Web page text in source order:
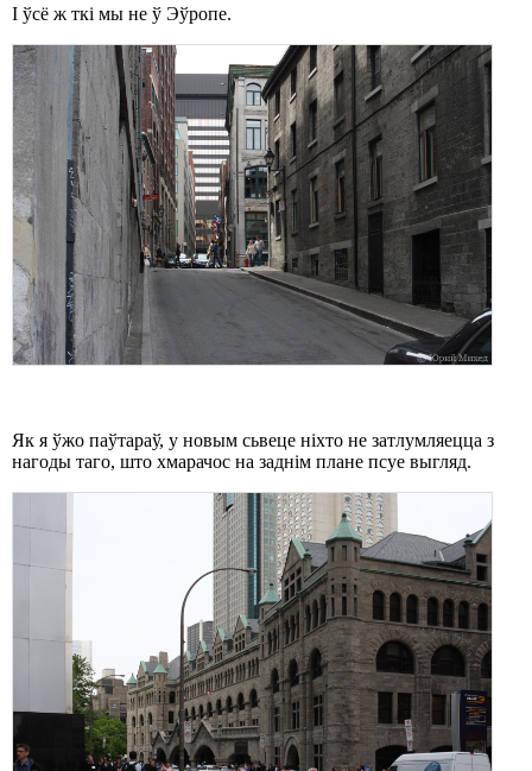
І ўсё ж ткі мы не ў Эўропе.
Як я ўжо паўтараў, у новым сьвеце ніхто не затлумляецца з
нагоды таго, што хмарачос на заднім плане псуе выгляд.